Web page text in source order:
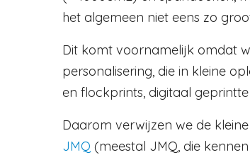
het algemeen niet eens zo
Dit komt voornamelijk omdat
personalisering, die in kleine
en flockprints, digitaal
Daarom verwijzen we de
JMQ (meestal JMQ, die